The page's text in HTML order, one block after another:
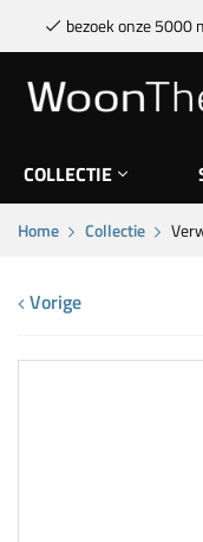
bezoek onze 5000
COLLECTIE
Home Collectie
Vorige